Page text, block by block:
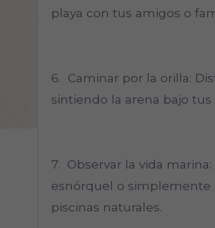
playa con tus amigos o
6. Caminar por la orilla:
sintiendo la arena bajo
7. Observar la vida
esnórquel o simplemente
piscinas naturales.